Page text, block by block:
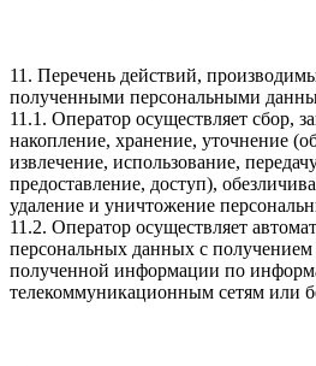
11. Перечень действий,
полученными персональными
11.1. Оператор осуществляет сбор,
накопление, хранение, уточнение
извлечение, использование,
предоставление, доступ),
удаление и уничтожение
11.2. Оператор осуществляет
персональных данных с получением
полученной информации по
телекоммуникационным сетям или